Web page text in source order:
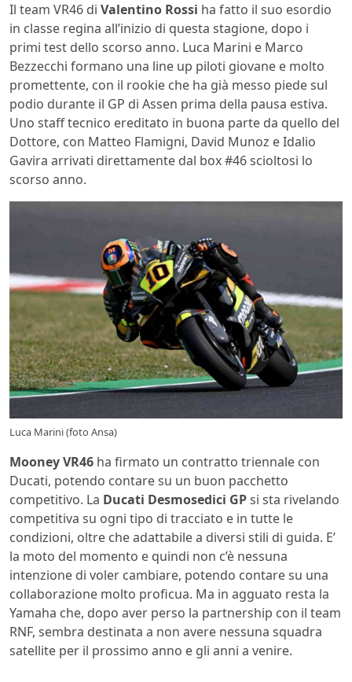
Il team VR46 di Valentino Rossi ha fatto il suo esordio
in classe regina all’inizio di questa stagione, dopo i
primi test dello scorso anno. Luca Marini e Marco
Bezzecchi formano una line up piloti giovane e molto
promettente, con il rookie che ha già messo piede sul
podio durante il GP di Assen prima della pausa estiva.
Uno staff tecnico ereditato in buona parte da quello del
Dottore, con Matteo Flamigni, David Munoz e Idalio
Gavira arrivati direttamente dal box #46 scioltosi lo
scorso anno.
Luca Marini (foto Ansa)
Mooney VR46 ha firmato un contratto triennale con
Ducati, potendo contare su un buon pacchetto
competitivo. La Ducati Desmosedici GPsi sta rivelando
competitiva su ogni tipo di tracciato e in tutte le
condizioni, oltre che adattabile a diversi stili di guida. E’
la moto del momento e quindi non c’è nessuna
intenzione di voler cambiare, potendo contare su una
collaborazione molto proficua. Ma in agguato resta la
Yamaha che, dopo aver perso la partnership con il team
RNF, sembra destinata a non avere nessuna squadra
satellite per il prossimo anno e gli anni a venire.